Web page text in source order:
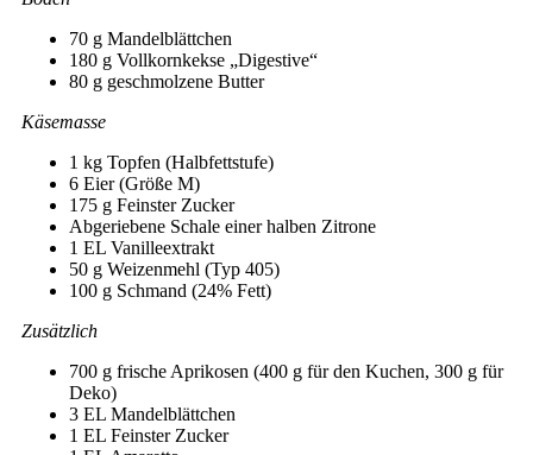
70 g Mandelblättchen
180 g Vollkornkekse „Digestive“
80 g geschmolzene Butter
Käsemasse
1 kg Topfen (Halbfettstufe)
6 Eier (Größe M)
175 g Feinster Zucker
Abgeriebene Schale einer halben Zitrone
1 EL Vanilleextrakt
50 g Weizenmehl (Typ 405)
100 g Schmand (24% Fett)
Zusätzlich
700 g frische Aprikosen (400 g für den Kuchen, 300 g für
Deko)
3 EL Mandelblättchen
1 EL Feinster Zucker